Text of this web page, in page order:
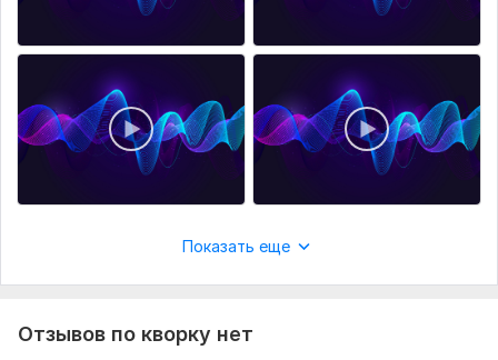
числе и оркестры)
· Электронные синтезаторы и инструменты
Нужно для заказа:
1. Общая суть проекта, будь то песня/игра/мультфильм,
дабы понимать с чем имеем дело
2. Референс (трек/видео/музыкальный фрагмент из
фильма) - что угодно, что даст мне понять настроение и
Ну и желательно- обратная связь от вас в течение
работы, что бы итоговый результат устроил всех
Объем услуги в кворке:
Показать еще
Отзывов по кворку нет